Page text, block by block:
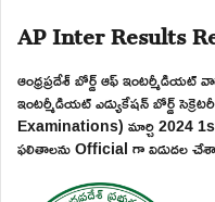
AP Inter Results
ఆంధ్రప్రదేశ్ బోర్డ్ ఆఫ్
ఇంటర్మీడియట్ ఎడ్యుకేషన్ బోర్డ్
Examinations) మార్చి 2024
ఫలితాలను Official గా విడుదల